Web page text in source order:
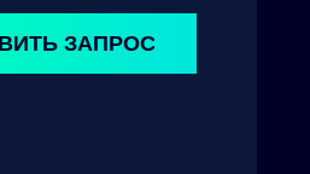
ЗАПРОС